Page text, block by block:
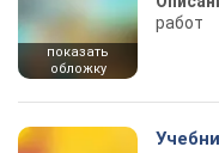
показать
обложку
работ